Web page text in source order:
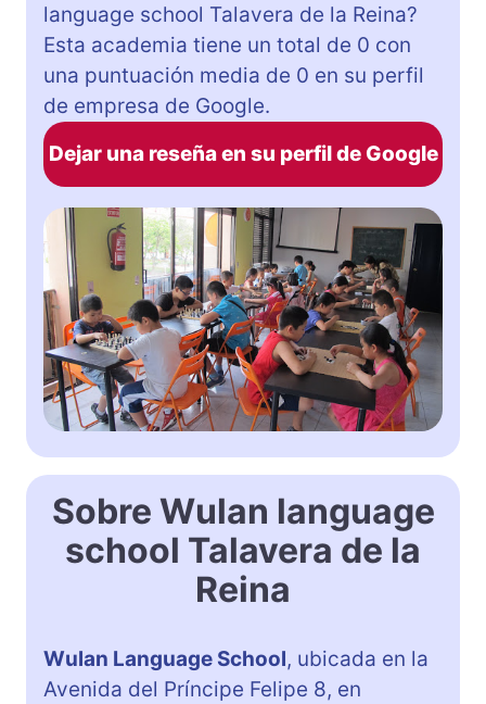
language school Talavera de la Reina?
Esta academia tiene un total de 0 con
una puntuación media de 0 en su perfil
de empresa de Google.
Dejar una reseña en su perfil de Google
Sobre Wulan language
school Talavera de la
Reina
Wulan Language School, ubicada en la
Avenida del Príncipe Felipe 8, en